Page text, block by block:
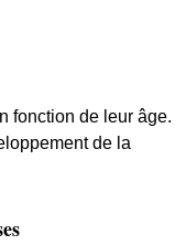
fonction de leur âge.
de la